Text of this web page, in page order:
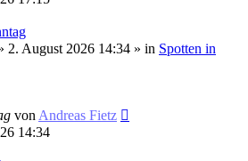
2. August 2026 14:34 » in Spotten in
von Andreas Fietz
14:34